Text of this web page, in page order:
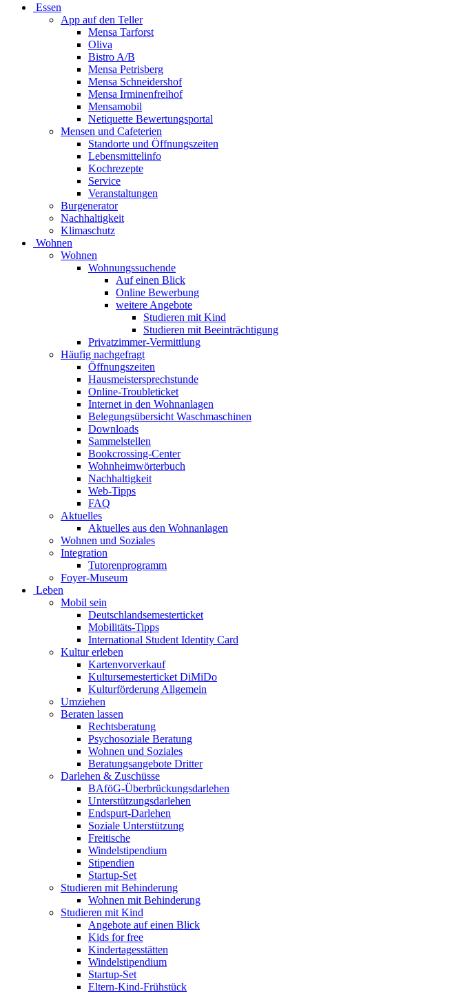
Essen
App auf den Teller
Mensa Tarforst
Oliva
Bistro A/B
Mensa Petrisberg
Mensa Schneidershof
Mensa Irminenfreihof
Mensamobil
Netiquette Bewertungsportal
Mensen und Cafeterien
Standorte und Öffnungszeiten
Lebensmittelinfo
Kochrezepte
Service
Veranstaltungen
Burgenerator
Nachhaltigkeit
Klimaschutz
Wohnen
Wohnen
Wohnungssuchende
Auf einen Blick
Online Bewerbung
weitere Angebote
Studieren mit Kind
Studieren mit Beeinträchtigung
Privatzimmer-Vermittlung
Häufig nachgefragt
Öffnungszeiten
Hausmeistersprechstunde
Online-Troubleticket
Internet in den Wohnanlagen
Belegungsübersicht Waschmaschinen
Downloads
Sammelstellen
Bookcrossing-Center
Wohnheimwörterbuch
Nachhaltigkeit
Web-Tipps
FAQ
Aktuelles
Aktuelles aus den Wohnanlagen
Wohnen und Soziales
Integration
Tutorenprogramm
Foyer-Museum
Leben
Mobil sein
Deutschlandsemesterticket
Mobilitäts-Tipps
International Student Identity Card
Kultur erleben
Kartenvorverkauf
Kultursemesterticket DiMiDo
Kulturförderung Allgemein
Umziehen
Beraten lassen
Rechtsberatung
Psychosoziale Beratung
Wohnen und Soziales
Beratungsangebote Dritter
Darlehen & Zuschüsse
BAföG-Überbrückungsdarlehen
Unterstützungsdarlehen
Endspurt-Darlehen
Soziale Unterstützung
Freitische
Windelstipendium
Stipendien
Startup-Set
Studieren mit Behinderung
Wohnen mit Behinderung
Studieren mit Kind
Angebote auf einen Blick
Kids for free
Kindertagesstätten
Windelstipendium
Startup-Set
Eltern-Kind-Frühstück